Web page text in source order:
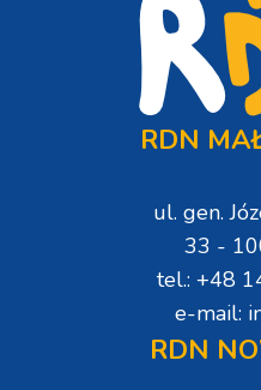
RDN
ul. gen.
33 -
tel.: +48
e-mail:
RDN